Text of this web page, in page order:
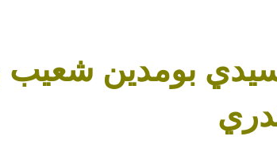
بومدين شعيب